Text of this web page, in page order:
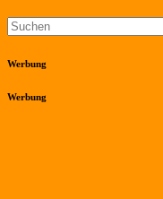
Werbung
Werbung